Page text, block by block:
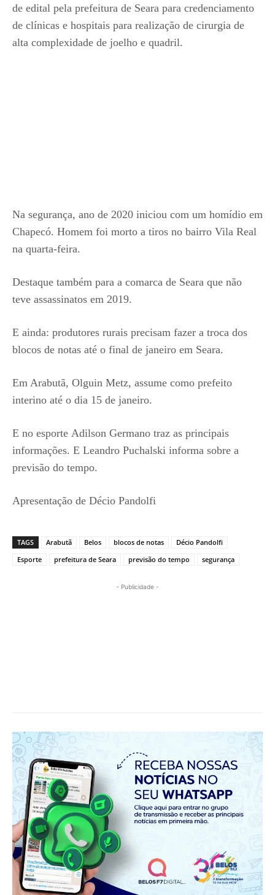
de edital pela prefeitura de Seara para credenciamento
de clínicas e hospitais para realização de cirurgia de
alta complexidade de joelho e quadril.
Na segurança, ano de 2020 iniciou com um homídio em
Chapecó. Homem foi morto a tiros no bairro Vila Real
na quarta-feira.
Destaque também para a comarca de Seara que não
teve assassinatos em 2019.
E ainda: produtores rurais precisam fazer a troca dos
blocos de notas até o final de janeiro em Seara.
Em Arabutã, Olguin Metz, assume como prefeito
interino até o dia 15 de janeiro.
E no esporte Adilson Germano traz as principais
informações. E Leandro Puchalski informa sobre a
previsão do tempo.
Apresentação de Décio Pandolfi
TAGS Arabutã Belos blocos de notas
Décio Pandolfi
Esporte
prefeitura de Seara previsão do tempo segurança
- Publicidade -